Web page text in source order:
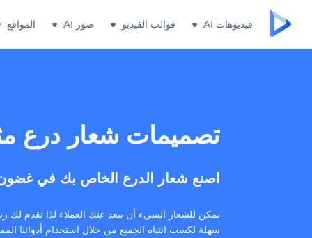
فيديوهات AI قوالب الفيديو صور AI المواقع
تصميمات شعار درع
اصنع شعار الدرع الخاص بك في
يمكن للشعار السيء أن يبعد عنك العملاء لذا تقدم
سهلة لكسب انتباه الجميع من خلال استخدام أدواتنا